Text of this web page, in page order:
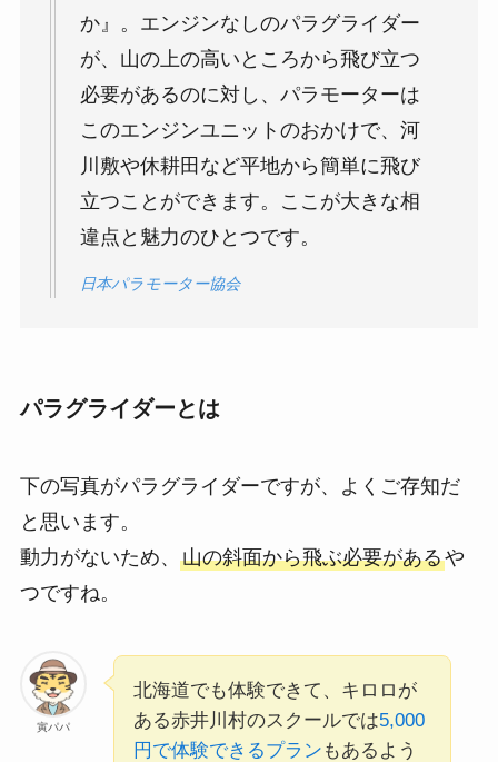
か』。エンジンなしのパラグライダー
が、山の上の高いところから飛び立つ
必要があるのに対し、パラモーターは
このエンジンユニットのおかけで、河
川敷や休耕田など平地から簡単に飛び
立つことができます。ここが大きな相
違点と魅力のひとつです。
日本パラモーター協会
パラグライダーとは
下の写真がパラグライダーですが、よくご存知だ
と思います。
動力がないため、 山の斜面から飛ぶ必要があるや
つですね。
寅パパ
北海道でも体験できて、キロロが
ある赤井川村のスクールでは5,000
円で体験できるプラン もあるよう